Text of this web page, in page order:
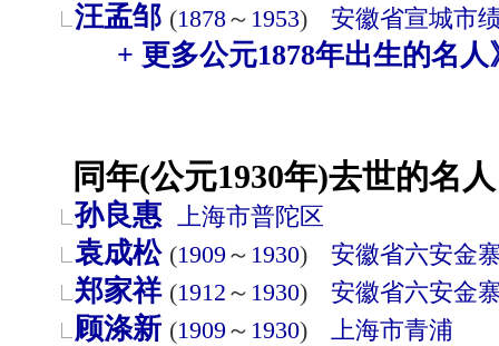
汪孟邹 (1878～ 1953) 安徽省宣城市
+ 更多公元1878年出生的名人
同年(公元1930年)去世的名
孙良惠 上海市普陀区
袁成松 (1909 ～ 1930) 安徽省六安金
郑家祥 (1912 ～ 1930) 安徽省六安金
顾涤新 (1909 ～ 1930) 上海市青浦